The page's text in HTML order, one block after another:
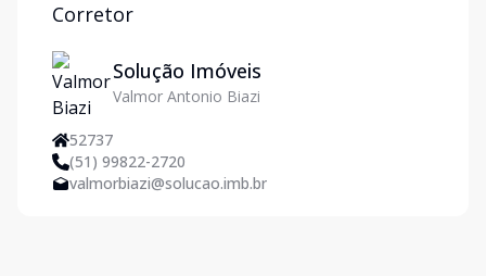
Corretor
Solução Imóveis
Valmor Antonio Biazi
52737
(51) 99822-2720
valmorbiazi@solucao.imb.br